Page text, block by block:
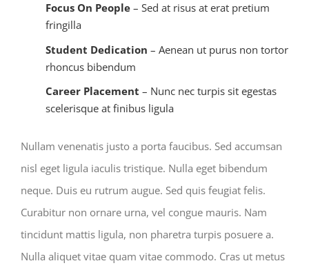
Focus On People – Sed at risus at erat pretium
fringilla
Student Dedication – Aenean ut purus non tortor
rhoncus bibendum
Career Placement – Nunc nec turpis sit egestas
scelerisque at finibus ligula
Nullam venenatis justo a porta faucibus. Sed accumsan
nisl eget ligula iaculis tristique. Nulla eget bibendum
neque. Duis eu rutrum augue. Sed quis feugiat felis.
Curabitur non ornare urna, vel congue mauris. Nam
tincidunt mattis ligula, non pharetra turpis posuere a.
Nulla aliquet vitae quam vitae commodo. Cras ut metus